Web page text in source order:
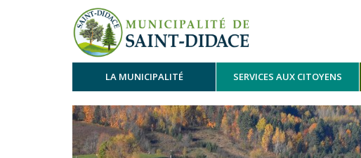
LA MUNICIPALITÉ SERVICES AUX CITOYENS